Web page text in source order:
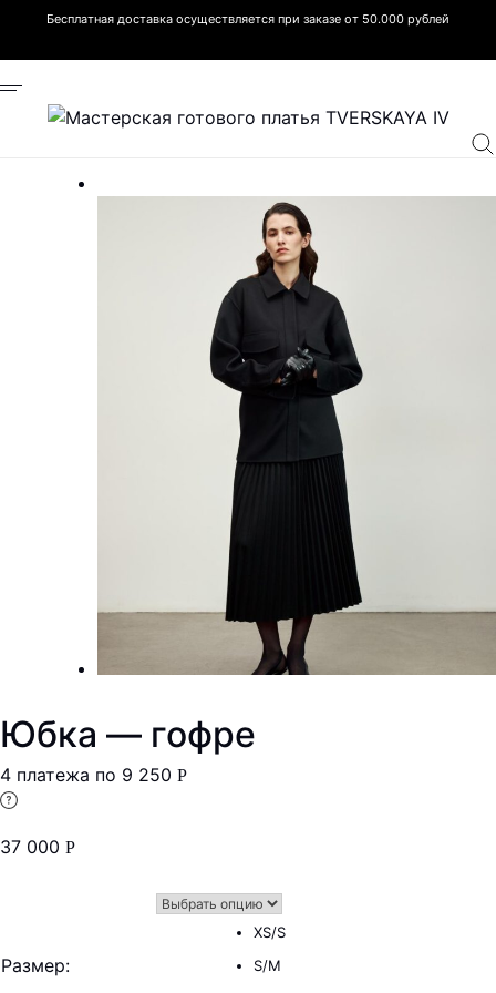
Бесплатная доставка осуществляется при заказе от 50.000 рублей
Юбка — гофре
4 платежа по 9 250 Р
37 000 Р
Размер:
XS/S
S/M